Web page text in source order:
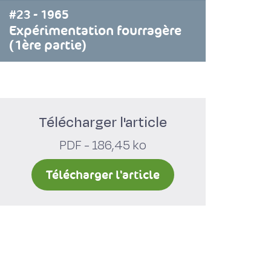
#23 - 1965
Expérimentation fourragère
(1ère partie)
Télécharger l'article
PDF - 186,45 ko
Télécharger l'article